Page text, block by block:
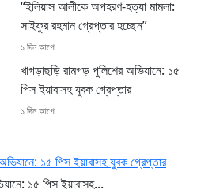
“ইলিয়াস আলীকে অপহরণ-হত্যা মামলা:
সাইফুর রহমান গ্রেপ্তার হচ্ছেন”
১ দিন আগে
খাগড়াছড়ি রামগড় পুলিশের অভিযানে: ১৫
পিস ইয়াবাসহ যুবক গ্রেপ্তার
১ দিন আগে
১৫ পিস ইয়াবাসহ...